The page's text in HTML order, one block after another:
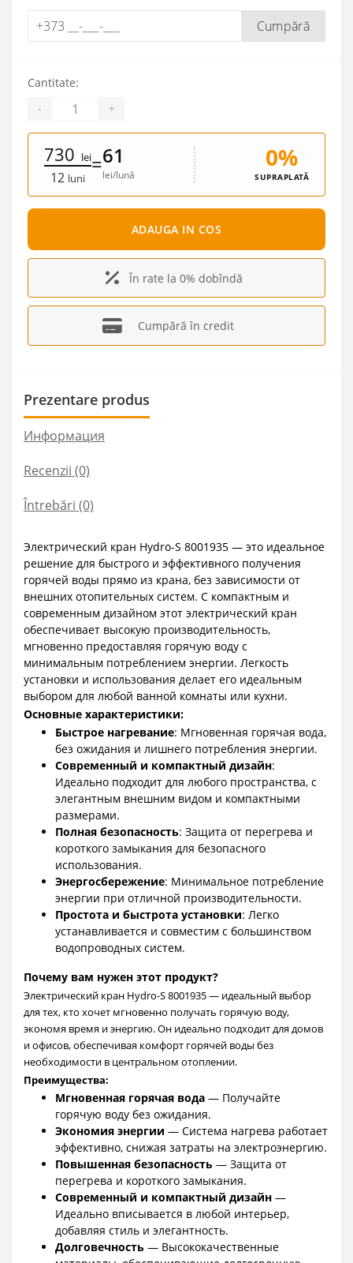
Cumpără
Cantitate:
- +
730 lei
12 luni
=61
lei/lună
0%
SUPRAPLATĂ
ADAUGA IN COS
În rate la 0% dobîndă
Cumpără în credit
Prezentare produs
Информация
Recenzii (0)
Întrebări (0)
Электрический кран Hydro-S 8001935 — это идеальное
решение для быстрого и эффективного получения
горячей воды прямо из крана, без зависимости от
внешних отопительных систем. С компактным и
современным дизайном этот электрический кран
обеспечивает высокую производительность,
мгновенно предоставляя горячую воду с
минимальным потреблением энергии. Легкость
установки и использования делает его идеальным
выбором для любой ванной комнаты или кухни.
Основные характеристики:
Быстрое нагревание: Мгновенная горячая вода,
без ожидания и лишнего потребления энергии.
Современный и компактный дизайн:
Идеально подходит для любого пространства, с
элегантным внешним видом и компактными
размерами.
Полная безопасность: Защита от перегрева и
короткого замыкания для безопасного
использования.
Энергосбережение: Минимальное потребление
энергии при отличной производительности.
Простота и быстрота установки: Легко
устанавливается и совместим с большинством
водопроводных систем.
Почему вам нужен этот продукт?
Электрический кран Hydro-S 8001935 — идеальный выбор
для тех, кто хочет мгновенно получать горячую воду,
экономя время и энергию. Он идеально подходит для домов
и офисов, обеспечивая комфорт горячей воды без
необходимости в центральном отоплении.
Преимущества:
Мгновенная горячая вода — Получайте
горячую воду без ожидания.
Экономия энергии — Система нагрева работает
эффективно, снижая затраты на электроэнергию.
Повышенная безопасность — Защита от
перегрева и короткого замыкания.
Современный и компактный дизайн —
Идеально вписывается в любой интерьер,
добавляя стиль и элегантность.
Долговечность — Высококачественные